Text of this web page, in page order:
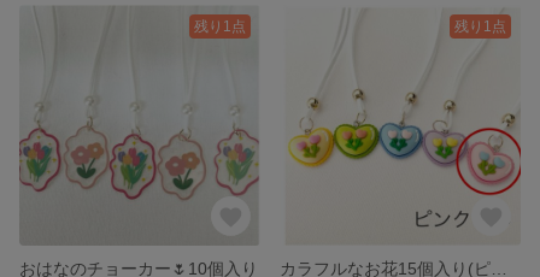
残り1点
おはなのチョーカー🌷10個入り
残り1点